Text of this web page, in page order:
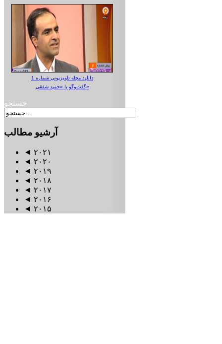
دانلود مجله تلویزیونی شماره 1
گفت‌وگو با «حمید شفقی»
جستجو
آرشیو مطالب
◄ ۲۰۲۱
◄ ۲۰۲۰
◄ ۲۰۱۹
◄ ۲۰۱۸
◄ ۲۰۱۷
◄ ۲۰۱۶
◄ ۲۰۱۵